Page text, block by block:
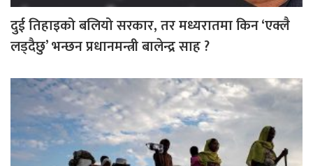
दुई तिहाइको बलियो सरकार, तर मध्यरातमा किन ‘एक्लै
लड्दैछु’ भन्छन प्रधानमन्त्री बालेन्द्र साह ?